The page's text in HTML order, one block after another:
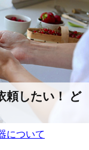
頼したい！ ど
について